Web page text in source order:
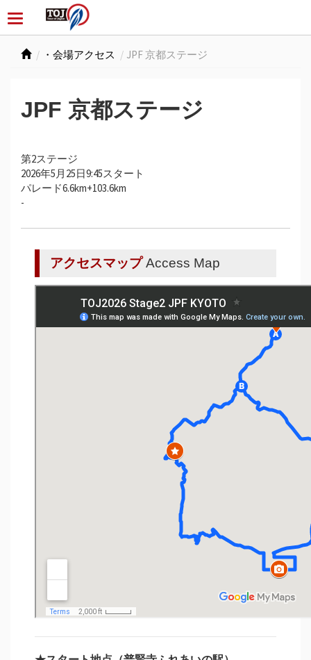
・会場アクセス JPF 京都ステージ
JPF 京都ステージ
第2ステージ
2026年5月25日9:45スタート
パレード6.6km+103.6km
-
アクセスマップAccess Map